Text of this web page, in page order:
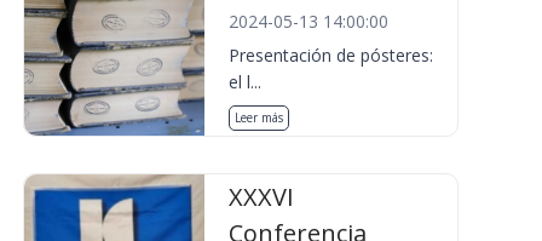
2024-05-13 14:00:00
Presentación de pósteres:
el l...
Leer más
XXXVI
Conferencia